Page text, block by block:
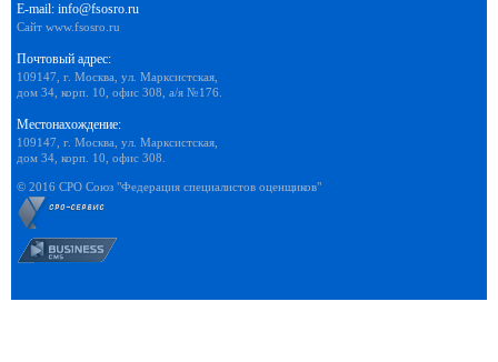
E-mail: info@fsosro.ru
Сайт www.fsosro.ru
Почтовый адрес:
109147, г. Москва, ул. Марксистская,
дом 34, корп. 10, офис 308, а/я №176.
Местонахождение:
109147, г. Москва, ул. Марксистская,
дом 34, корп. 10, офис 308.
© 2016 СРО Союз "Федерация специалистов оценщиков"